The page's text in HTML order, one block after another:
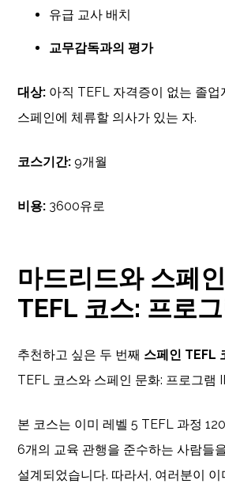
유급 교사 배치
교무감독과의 평가
대상: 아직 TEFL 자격증이 없는 졸업
스페인에 체류할 의사가 있는 자.
코스기간:9개월
비용: 3600유로
마드리드와 스페
TEFL 코스: 프로
추천하고 싶은 두 번째 스페인 TEFL
TEFL 코스와 스페인 문화: 프로그램
본 코스는 이미 레벨 5 TEFL 과정
6개의 교육 관행을 준수하는 사람들
설계되었습니다. 따라서, 여러분이